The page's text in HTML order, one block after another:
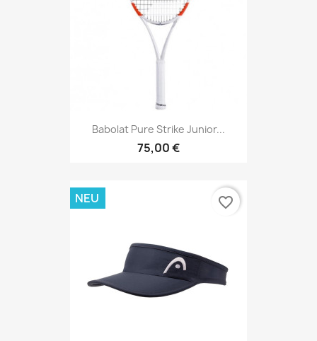
Babolat Pure Strike Junior...
75,00 €
NEU favorite_border